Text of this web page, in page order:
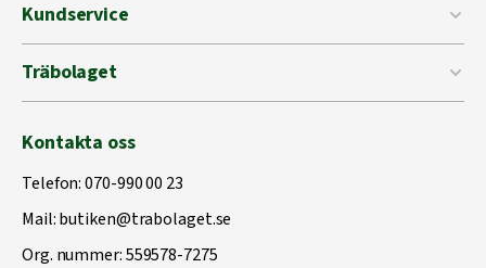
Kundservice
Träbolaget
Kontakta oss
Telefon:070-990 00 23
Mail:butiken@trabolaget.se
Org. nummer: 559578-7275